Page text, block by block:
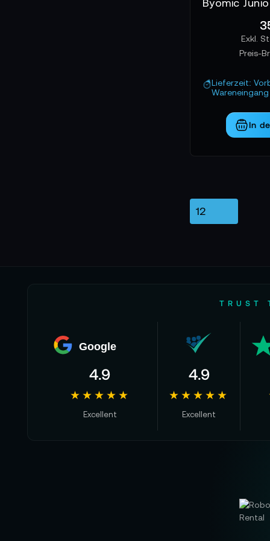
Preis-
Lieferzeit:
In
TRUST
Google
4.9
★★★★★
Excellent
4.9
★★★★★
Excellent